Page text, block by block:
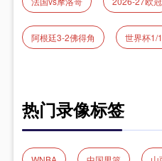
阿根廷3-2佛得角 世界杯1/
热门录像标签